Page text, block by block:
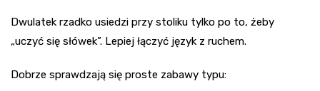
Dwulatek rzadko usiedzi przy stoliku tylko po to, żeby
„uczyć się słówek”. Lepiej łączyć język z ruchem.
Dobrze sprawdzają się proste zabawy typu: